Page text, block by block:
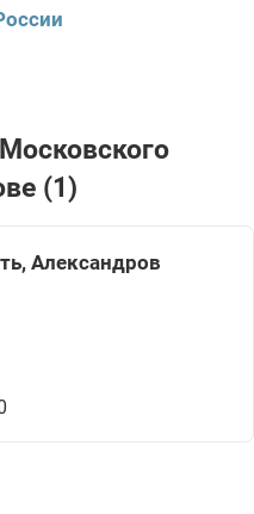
(1)
Александров